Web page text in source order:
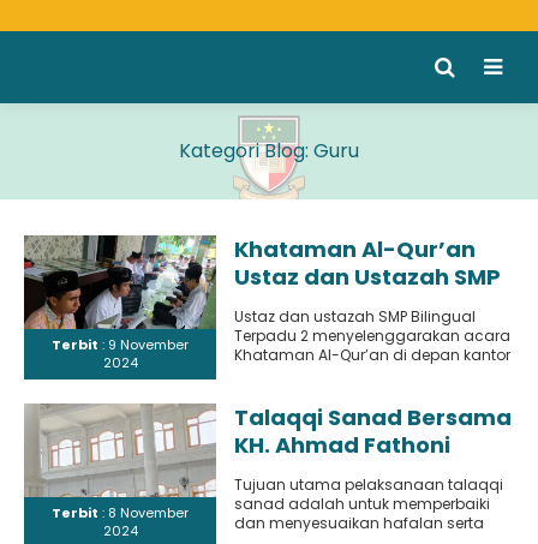
Kategori Blog: Guru
Terbit : 9 November
2024
Khataman Al-Qur’an
Ustaz dan Ustazah SMP
Bilingual Terpadu 2:
Mempererat
Kebersamaan dan
bagi Santri
Ustaz dan ustazah SMP Bilingual
Terpadu 2 menyelenggarakan acara
Khataman Al-Qur’an di depan kantor
Terbit : 8 November
2024
Talaqqi Sanad Bersama
KH. Ahmad Fathoni
Dimyathi, LC untuk
Memperbaiki Hafalan
dan Bacaan Al-Qur’an
Tujuan utama pelaksanaan talaqqi
sanad adalah untuk memperbaiki
dan menyesuaikan hafalan serta